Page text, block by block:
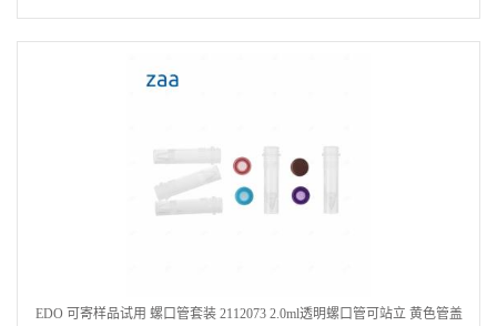
绿色管盖
EDO 可寄样品试用 螺口管套装 2112073 2.0ml透明螺口管可站立 黄色管盖